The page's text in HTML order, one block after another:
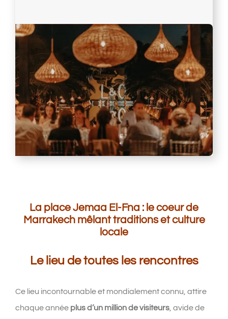
La place Jemaa El-Fna : le coeur de
Marrakech mêlant traditions et culture
locale
Le lieu de toutes les rencontres
Ce lieu incontournable et mondialement connu, attire
chaque année plus d’un million de visiteurs, avide de